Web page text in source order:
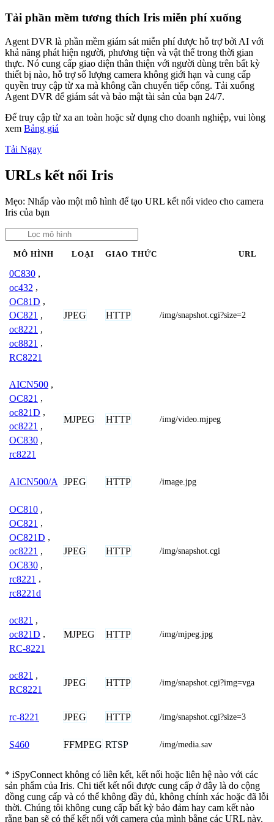
Tải phần mềm tương thích Iris miễn phí xuống
Agent DVR là phần mềm giám sát miễn phí được hỗ trợ bởi AI với
khả năng phát hiện người, phương tiện và vật thể trong thời gian
thực. Nó cung cấp giao diện thân thiện với người dùng trên bất kỳ
thiết bị nào, hỗ trợ số lượng camera không giới hạn và cung cấp
quyền truy cập từ xa mà không cần chuyển tiếp cổng. Tải xuống
Agent DVR để giám sát và bảo mật tài sản của bạn 24/7.
Để truy cập từ xa an toàn hoặc sử dụng cho doanh nghiệp, vui lòng
xem Bảng giá
Tải Ngay
URLs kết nối Iris
Mẹo: Nhấp vào một mô hình để tạo URL kết nối video cho camera
Iris của bạn
MÔ HÌNH LOẠI GIAO THỨC URL
0C830 ,
oc432 ,
OC81D ,
OC821 ,
oc8221 ,
oc8821 ,
RC8221
JPEG HTTP /img/snapshot.cgi?size=2
AICN500 ,
OC821 ,
oc821D ,
oc8221 ,
OC830 ,
rc8221
MJPEG HTTP /img/video.mjpeg
AICN500/A JPEG HTTP /image.jpg
OC810 ,
OC821 ,
OC821D ,
oc8221 ,
OC830 ,
rc8221 ,
rc8221d
JPEG HTTP /img/snapshot.cgi
oc821 ,
oc821D ,
RC-8221
MJPEG HTTP /img/mjpeg.jpg
oc821 ,
RC8221
JPEG HTTP /img/snapshot.cgi?img=vga
rc-8221 JPEG HTTP /img/snapshot.cgi?size=3
S460 FFMPEG RTSP /img/media.sav
* iSpyConnect không có liên kết, kết nối hoặc liên hệ nào với các
sản phẩm của Iris. Chi tiết kết nối được cung cấp ở đây là do cộng
đồng cung cấp và có thể không đầy đủ, không chính xác hoặc đã lỗi
thời. Chúng tôi không cung cấp bất kỳ bảo đảm hay cam kết nào
rằng bạn sẽ có thể kết nối với camera của mình bằng các URL này.